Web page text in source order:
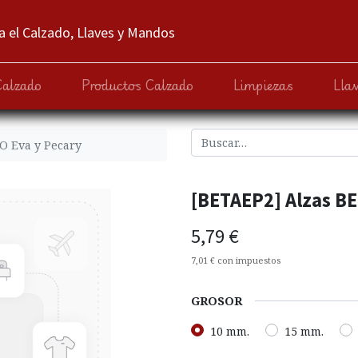
Calzado, Llaves y Mandos
Productos Calzado Limpiezas
Eva y Pecary
[BETAEP2] Alzas
5,79 €
7,01 € con impuestos
GROSOR
10 mm.
15 mm.